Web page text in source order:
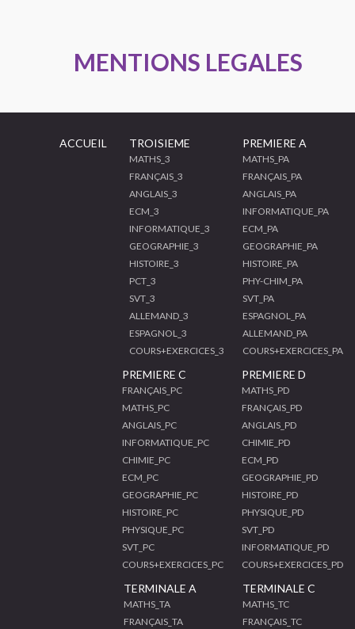
MENTIONS LEGALES
ACCUEIL TROISIEME
MATHS_3
FRANÇAIS_3
ANGLAIS_3
ECM_3
INFORMATIQUE_3
GEOGRAPHIE_3
HISTOIRE_3
PCT_3
SVT_3
ALLEMAND_3
ESPAGNOL_3
COURS+EXERCICES_3
PREMIERE A
MATHS_PA
FRANÇAIS_PA
ANGLAIS_PA
INFORMATIQUE_PA
ECM_PA
GEOGRAPHIE_PA
HISTOIRE_PA
PHY-CHIM_PA
SVT_PA
ESPAGNOL_PA
ALLEMAND_PA
COURS+EXERCICES_PA
PREMIERE C
FRANÇAIS_PC
MATHS_PC
ANGLAIS_PC
INFORMATIQUE_PC
CHIMIE_PC
ECM_PC
GEOGRAPHIE_PC
HISTOIRE_PC
PHYSIQUE_PC
SVT_PC
COURS+EXERCICES_PC
PREMIERE D
MATHS_PD
FRANÇAIS_PD
ANGLAIS_PD
CHIMIE_PD
ECM_PD
GEOGRAPHIE_PD
HISTOIRE_PD
PHYSIQUE_PD
SVT_PD
INFORMATIQUE_PD
COURS+EXERCICES_PD
TERMINALE A
MATHS_TA
FRANÇAIS_TA
TERMINALE C
MATHS_TC
FRANÇAIS_TC